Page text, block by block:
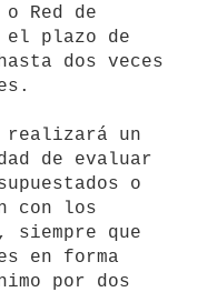
Red de
el plazo de
dos veces
de evaluar
o
con los
siempre que
en forma
por dos